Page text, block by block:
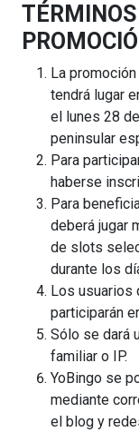
La
tendrá lugar
el lunes 28
peninsular
Para
haberse
Para
deberá jugar
de slots
durante los
Los usuarios
participarán
Sólo se dará
familiar o IP.
YoBingo se
mediante
el blog y